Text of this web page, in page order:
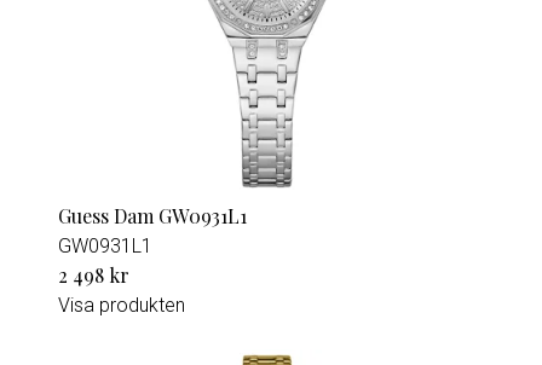
Guess Dam GW0931L1
GW0931L1
2 498 kr
Visa produkten